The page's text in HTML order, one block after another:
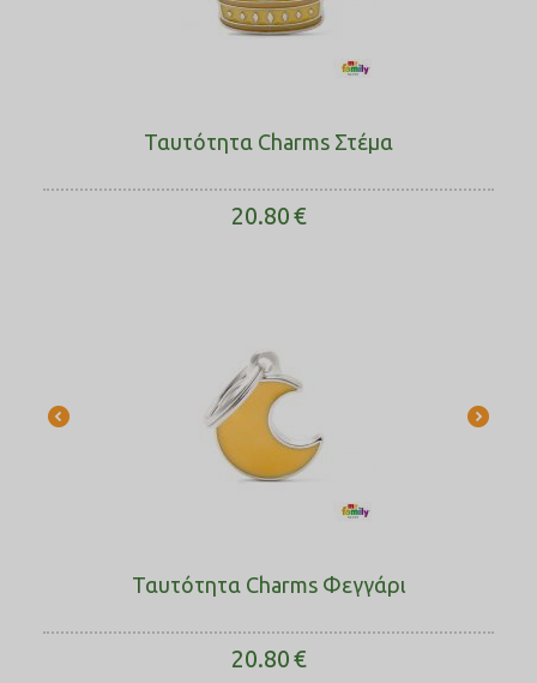
Ταυτότητα Charms Στέμα
20.80€
Ταυτότητα Charms Φεγγάρι
20.80€